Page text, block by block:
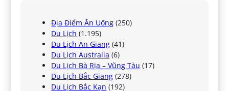
Địa Điểm Ăn Uống (250)
Du Lịch (1.195)
Du Lịch An Giang (41)
Du Lịch Australia (6)
Du Lịch Bà Rịa – Vũng Tàu (17)
Du Lịch Bắc Giang (278)
Du Lịch Bắc Kạn (192)